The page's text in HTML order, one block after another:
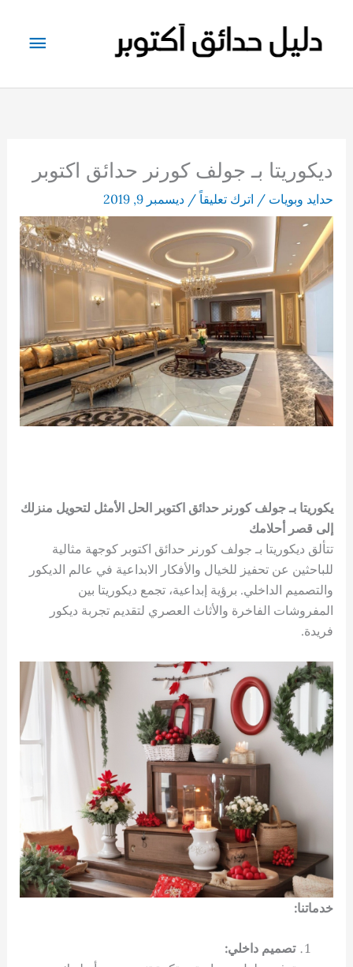
المحتوى
ديكوريتا بـ جولف كورنر حدائق اكتوبر
حدايد وبويات / اترك تعليقاً / ديسمبر 9, 2019
يكوريتا بـ جولف كورنر حدائق اكتوبر الحل الأمثل لتحويل منزلك
إلى قصر أحلامك
تتألق ديكوريتا بـ جولف كورنر حدائق اكتوبر كوجهة مثالية
للباحثين عن تحفيز للخيال والأفكار الابداعية في عالم الديكور
والتصميم الداخلي. برؤية إبداعية، تجمع ديكوريتا بين
المفروشات الفاخرة والأثاث العصري لتقديم تجربة ديكور
فريدة.
خدماتنا:
تصميم داخلي: